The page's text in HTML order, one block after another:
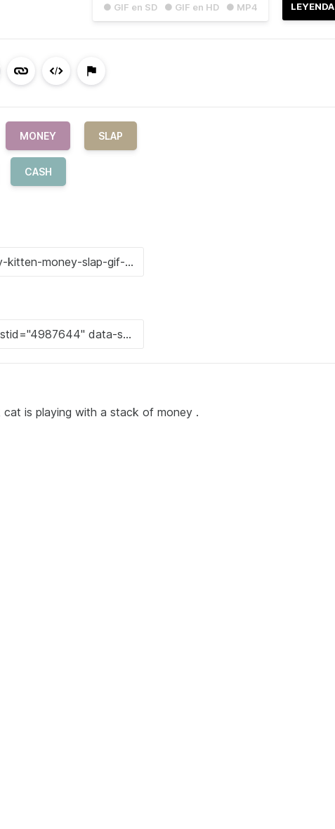
● GIF en SD ● GIF en HD ● MP4 LEYENDA
MONEY SLAP
CASH
is playing with a stack of money .